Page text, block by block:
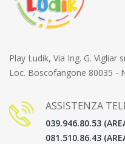
Play Ludik, Via Ing. G. Vigliar
Loc. Boscofangone 80035 -
ASSISTENZA
039.946.80.53
081.510.86.43